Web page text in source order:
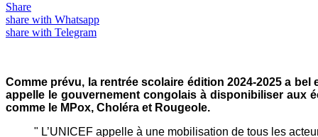
Share
share with Whatsapp
share with Telegram
Comme prévu, la rentrée scolaire édition 2024-2025 a
appelle le gouvernement congolais à disponibiliser aux
comme le MPox, Choléra et Rougeole.
" L’UNICEF appelle à une mobilisation de tous les